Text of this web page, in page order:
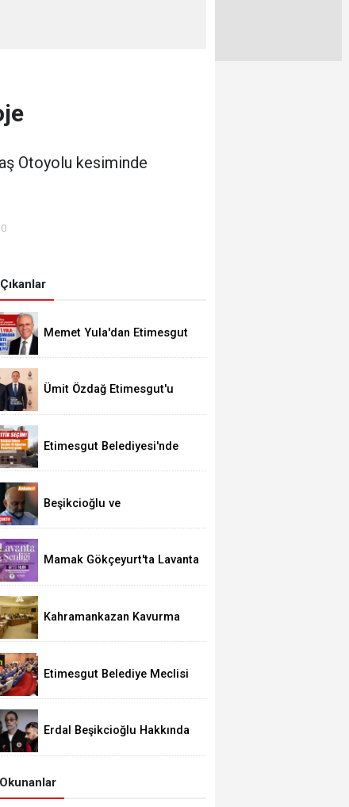
Otoyolu kesiminde
Memet Yula'dan Etimesgut
Ümit Özdağ Etimesgut'u
Etimesgut Belediyesi'nde
Beşikcioğlu ve
Pozitif Çıktı
Mamak Gökçeyurt'ta Lavanta
Kahramankazan Kavurma
Etimesgut Belediye Meclisi
Erdal Beşikcioğlu Hakkında